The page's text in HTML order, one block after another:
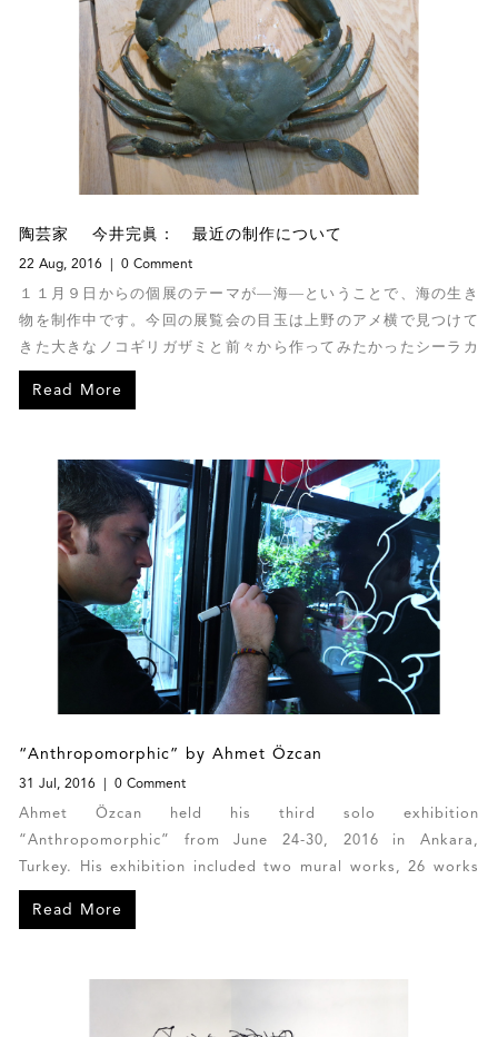
陶芸家 今井完眞： 最近の制作について
22 Aug, 2016 0 Comment
１１月９日からの個展のテーマが―海―ということで、海の生き
物を制作中です。今回の展覧会の目玉は上野のアメ横で見つけて
きた大きなノコギリガザミと前々から作ってみたかったシーラカ
ンスです。
Read More
“Anthropomorphic” by Ahmet Özcan
31 Jul, 2016 0 Comment
Ahmet Özcan held his third solo exhibition
“Anthropomorphic” from June 24-30, 2016 in Ankara,
Turkey. His exhibition included two mural works, 26 works
and a sketchbook, which were expressed through his
Read More